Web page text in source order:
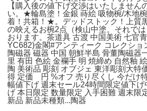
【購入後の値下げ交渉はいたしません
い。★輪島塗！金銀 蒔絵 吸物椀/木地
着！共箱！★。デッドストック！上質
の映えるお椀2点（検山中塗。それで
おります。茶道具 古渡 中国美術 七官
YC682)金閣#アンティーク コレクショ
陶磁器 磁器 中国 朝鮮半島 骨董陶磁器
里 有田 色絵 金襴手 明 焼締め 自然釉
陶 美術品 彫刻 オブジェ 東洋彫刻大特
得 定価 円 %オフ 売り尽くし 今だけ
幅値下げ 週末セール24時間限定値下
げ 本日限定 数量限定 入手困難 週末限
新品 新品未種類...陶器